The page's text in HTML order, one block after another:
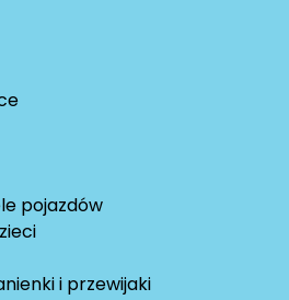
pojazdów
i przewijaki